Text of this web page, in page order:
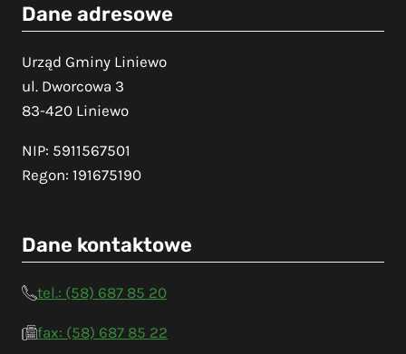
Dane adresowe
Urząd Gminy Liniewo
ul. Dworcowa 3
83-420 Liniewo
NIP: 5911567501
Regon: 191675190
Dane kontaktowe
tel.: (58) 687 85 20
fax: (58) 687 85 22